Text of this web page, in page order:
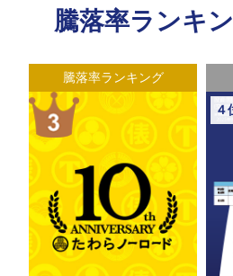
騰落率ランキン
騰落率ランキング
４